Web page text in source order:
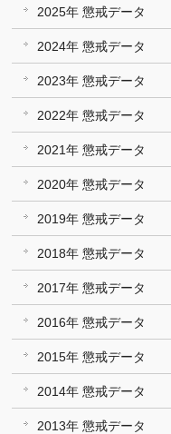
2025年 懲戒データ
2024年 懲戒データ
2023年 懲戒データ
2022年 懲戒データ
2021年 懲戒データ
2020年 懲戒データ
2019年 懲戒データ
2018年 懲戒データ
2017年 懲戒データ
2016年 懲戒データ
2015年 懲戒データ
2014年 懲戒データ
2013年 懲戒データ